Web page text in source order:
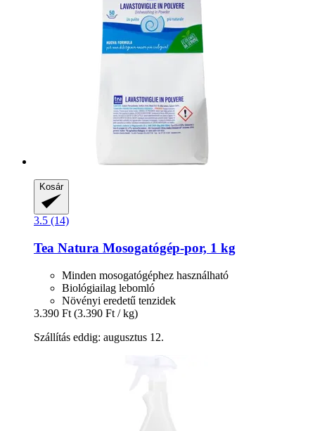
Kosár
3.5 (14)
Tea Natura Mosogatógép-​por, 1 kg
Minden mosogatógéphez használható
Biológiailag lebomló
Növényi eredetű tenzidek
3.390 Ft (3.390 Ft / kg)
Szállítás eddig: augusztus 12.